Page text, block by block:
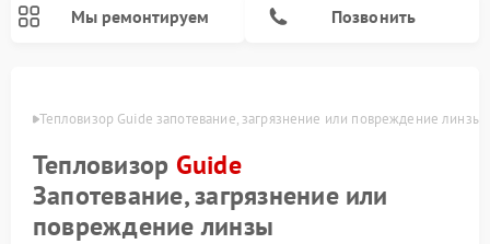
Мы ремонтируем Позвонить
Тепловизор Guide запотевание, загрязнение или повреждение линзы
Тепловизор Guide
Запотевание, загрязнение или
повреждение линзы